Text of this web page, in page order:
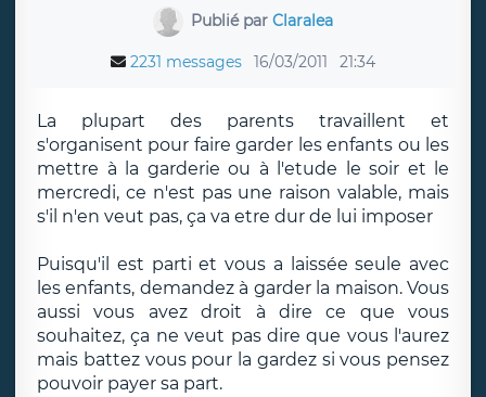
Publié parClaralea
2231 messages 16/03/2011 21:34
La plupart des parents travaillent et
s'organisent pour faire garder les enfants ou les
mettre à la garderie ou à l'etude le soir et le
mercredi, ce n'est pas une raison valable, mais
s'il n'en veut pas, ça va etre dur de lui imposer
Puisqu'il est parti et vous a laissée seule avec
les enfants, demandez à garder la maison. Vous
aussi vous avez droit à dire ce que vous
souhaitez, ça ne veut pas dire que vous l'aurez
mais battez vous pour la gardez si vous pensez
pouvoir payer sa part.